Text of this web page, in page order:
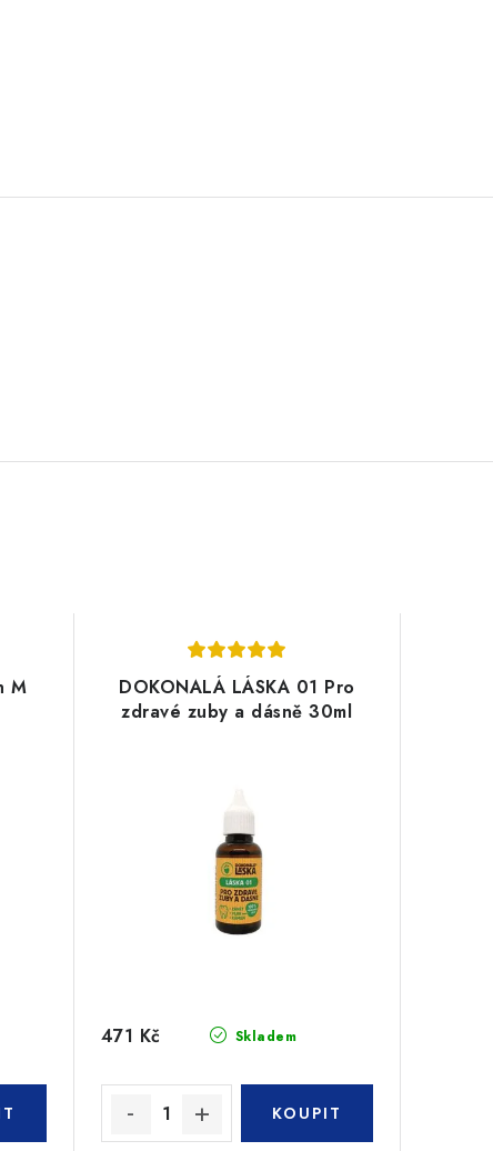
M
DOKONALÁ LÁSKA 01 Pro
zdravé zuby a dásně 30ml
Skladem
471 Kč